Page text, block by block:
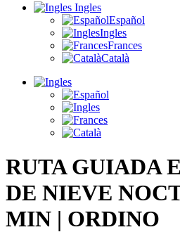
Ingles
Español
Ingles
Frances
Català
RUTA GUIADA
DE NIEVE
MIN | ORDINO